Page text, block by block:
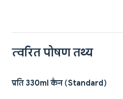
त्वरित पोषण तथ्य
प्रति 330ml कैन (Standard)